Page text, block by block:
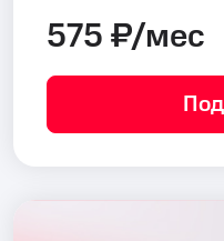
575 ₽/мес